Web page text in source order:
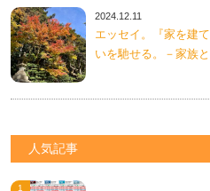
2024.12.11
エッセイ。『家を建
いを馳せる。－家族
人気記事